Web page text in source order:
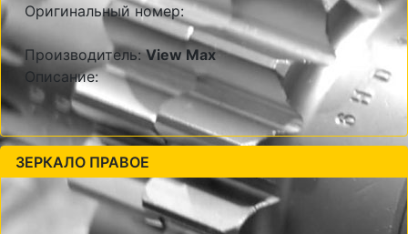
Оригинальный номер:
Производитель:View Max
Описание:
ЗЕРКАЛО ПРАВОЕ